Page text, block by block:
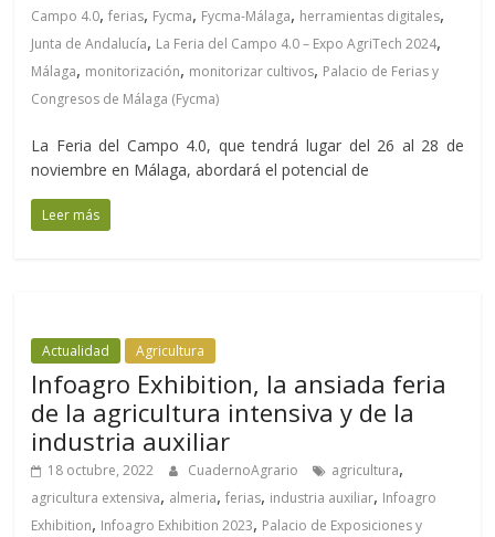
Campo 4.0,ferias, Fycma, Fycma-Málaga, herramientas digitales,
Junta de Andalucía, La Feria del Campo 4.0 – Expo AgriTech 2024,
Málaga, monitorización, monitorizar cultivos, Palacio de Ferias y
Congresos de Málaga (Fycma)
La Feria del Campo 4.0, que tendrá lugar del 26 al 28 de
noviembre en Málaga, abordará el potencial de
Leer más
Actualidad Agricultura
Infoagro Exhibition, la ansiada feria
de la agricultura intensiva y de la
industria auxiliar
18 octubre, 2022 CuadernoAgrario agricultura,
agricultura extensiva, almeria,ferias, industria auxiliar, Infoagro
Exhibition, Infoagro Exhibition 2023, Palacio de Exposiciones y